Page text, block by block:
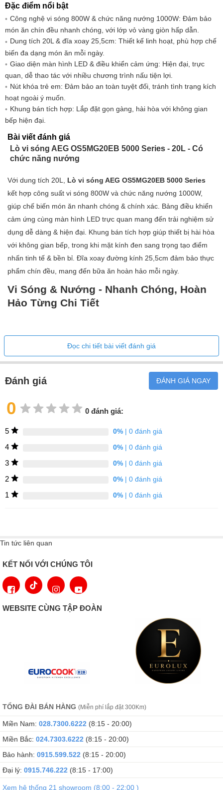
HIỆU SUẤT
Chức năng nấu ăn:
Vi sóng/Nướng
Điều khiển:
Mức công suất:
5
Tổng dung tích (L):
20
THÔNG SỐ KỸ THUẬT
Kích thước rỗng (mm):
380x560x300
Kiểu lắp đặt:
Chiều cao (mm):
Chiều rộng (mm):
594
Điện áp (V):
298
Công suất (W):
1270
Khoang bên trong:
Thép không gỉ
Màu sắc:
Chiều rộng đóng gói:
654
Độ sâu đóng gói:
387
Nguồn điện
Lắp đặt
Đặc điểm nổi bật
Công nghệ vi sóng 800W & chức năng nướng 1000W: Đảm bảo
món ăn chín đều nhanh chóng, với lớp vỏ vàng giòn hấp dẫn.
Dung tích 20L & đĩa xoay 25,5cm: Thiết kế linh hoạt, phù hợp chế
biến đa dạng món ăn mỗi ngày.
Giao diện màn hình LED & điều khiển cảm ứng: Hiện đại, trực
quan, dễ thao tác với nhiều chương trình nấu tiện lợi.
Nút khóa trẻ em: Đảm bảo an toàn tuyệt đối, tránh tình trạng kích
hoạt ngoài ý muốn.
Khung bán tích hợp: Lắp đặt gọn gàng, hài hòa với không gian
bếp hiện đại.
Bài viết đánh giá
Lò vi sóng AEG OS5MG20EB 5000 Series - 20L - Có
chức năng nướng
Với dung tích 20L, Lò vi sóng AEG OS5MG20EB 5000 Series
kết hợp công suất vi sóng 800W và chức năng nướng 1000W,
giúp chế biến món ăn nhanh chóng & chính xác. Bảng điều khiển
cảm ứng cùng màn hình LED trực quan mang đến trải nghiệm sử
dụng dễ dàng & hiện đại. Khung bán tích hợp giúp thiết bị hài hòa
với không gian bếp, trong khi mặt kính đen sang trọng tạo điểm
nhấn tinh tế & bền bỉ. Đĩa xoay đường kính 25,5cm đảm bảo thực
phẩm chín đều, mang đến bữa ăn hoàn hảo mỗi ngày.
Vi Sóng & Nướng - Nhanh Chóng, Hoàn
Hảo Từng Chi Tiết
nhanh chóng, mang đến hương vị & kết cấu như lò nướng thông
thường, nhưng với tốc độ vượt trội. Từ lasagna vàng ruộm đến
điệu mà không cần chờ đợi lâu.
Lò Vi Sóng AEG 5000 Series - Hoàn Hảo
Không chỉ đơn thuần là một lò vi sóng, phiên bản 5000 Series còn
mang đến công nghệ nướng tiên tiến, giúp món ăn đạt độ giòn
hoàn hảo. Tốc độ mạnh mẽ kết hợp với hiệu suất nướng đỉnh
cao, đảm bảo thực phẩm chín đều, vàng rụm, giữ trọn hương vị
Bảng Điều Khiển Cảm Ứng - Đẹp Mắt &
Dễ Vệ Sinh
Đọc chi tiết bài viết đánh giá
Đánh giá ĐÁNH GIÁ NGAY
0 0 đánh giá:
5 0%| 0 đánh giá
4 0%| 0 đánh giá
3 0%| 0 đánh giá
2 0%| 0 đánh giá
1 0%| 0 đánh giá
Tin tức liên quan
KẾT NỐI VỚI CHÚNG TÔI
WEBSITE CÙNG TẬP ĐOÀN
TỔNG ĐÀI BÁN HÀNG (Miễn phí lắp đặt 300Km)
Miền Nam: 028.7300.6222 (8:15 - 20:00)
Miền Bắc: 024.7303.6222 (8:15 - 20:00)
Bảo hành: 0915.599.522 (8:15 - 20:00)
Đại lý: 0915.746.222 (8:15 - 17:00)
Xem hệ thống 21 showroom (8:00 - 22:00 )